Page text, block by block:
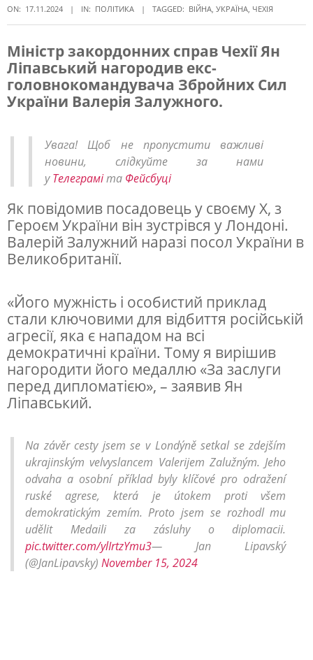
ON: 17.11.2024 IN: ПОЛІТИКА TAGGED: ВІЙНА, УКРАЇНА, ЧЕХІЯ
Ч
е
ь
и
й
м
і
с
т
р
н
а
Міністр закордонних справ Чехії Ян
Ліпавський нагородив екс-
головнокомандувача Збройних Сил
України Валерія Залужного.
Увага! Щоб не пропустити важливі
новини, слідкуйте за нами
уТелеграміта Фейсбуці
Як повідомив посадовець у своєму X, з
Героєм України він зустрівся у Лондоні.
Валерій Залужний наразі посол України в
Великобританії.
«Його мужність і особистий приклад
стали ключовими для відбиття російській
агресії, яка є нападом на всі
демократичні країни. Тому я вирішив
нагородити його медаллю «За заслуги
перед дипломатією», – заявив Ян
Ліпавський.
Na závěr cesty jsem se v Londýně setkal se zdejším
ukrajinským velvyslancem Valerijem Zalužným. Jeho
odvaha a osobní příklad byly klíčové pro odražení
ruské agrese, která je útokem proti všem
demokratickým zemím. Proto jsem se rozhodl mu
udělit Medaili za zásluhy o diplomacii.
pic.twitter.com/ylIrtzYmu3— Jan Lipavský
(@JanLipavsky) November 15, 2024